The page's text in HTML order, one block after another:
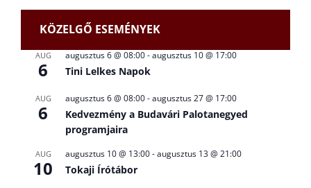
KÖZELGŐ ESEMÉNYEK
AUG
6
augusztus 6 @ 08:00-augusztus 10 @ 17:00
Tini Lelkes Napok
AUG
6
augusztus 6 @ 08:00-augusztus 27 @ 17:00
Kedvezmény a Budavári Palotanegyed
programjaira
AUG
10
augusztus 10 @ 13:00-augusztus 13 @ 21:00
Tokaji Írótábor